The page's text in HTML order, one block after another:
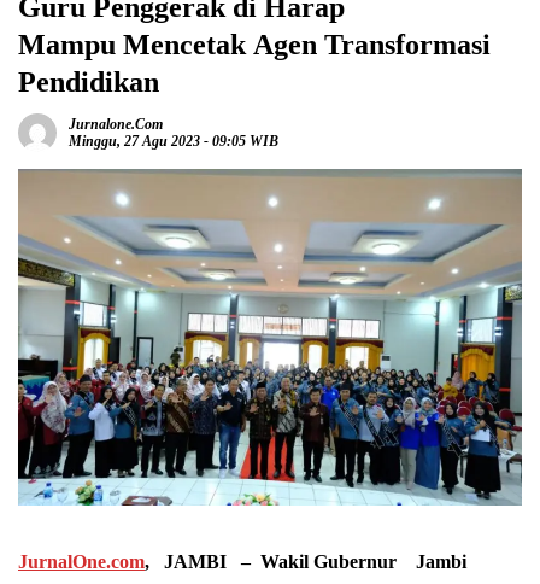
Guru Penggerak di Harap
Mampu Mencetak Agen Transformasi
Pendidikan
Jurnalone.com
Minggu, 27 Agu 2023 - 09:05 WIB
JurnalOne.com, JAMBI – Wakil Gubernur Jambi